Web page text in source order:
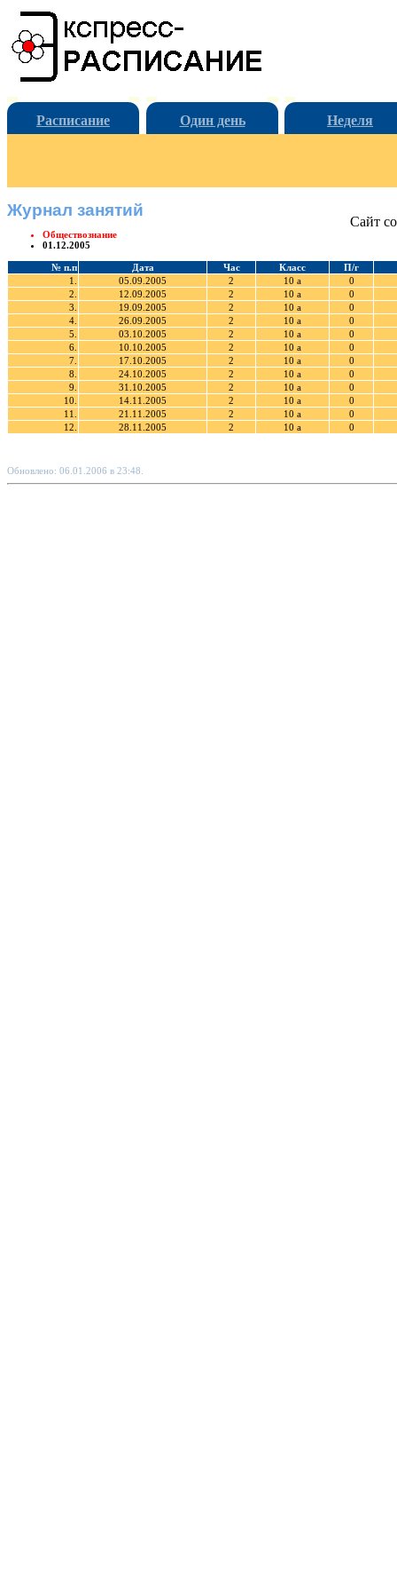
Расписание Один день Неделя
Журнал занятий
Обществознание
01.12.2005
№ п.п Дата Час Класс
П/г
1.
05.09.2005 2 10 а
0
2.
12.09.2005 2 10 а
0
3.
19.09.2005 2 10 а
0
4.
26.09.2005 2 10 а
0
5.
03.10.2005 2 10 а
0
6.
10.10.2005 2 10 а
0
7.
17.10.2005 2 10 а
0
8.
24.10.2005 2 10 а
0
9.
31.10.2005 2 10 а
0
10.
14.11.2005 2 10 а
0
11.
21.11.2005 2 10 а
0
12.
28.11.2005 2 10 а 0
Обновлено: 06.01.2006 в 23:48.
Сайт